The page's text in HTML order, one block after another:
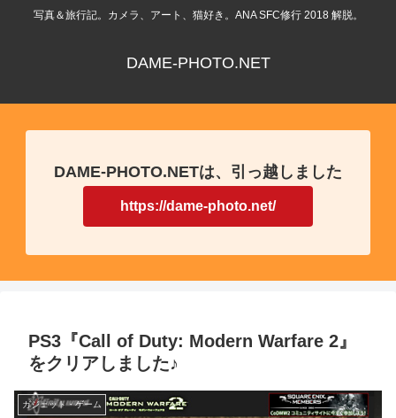
写真＆旅行記。カメラ、アート、猫好き。ANA SFC修行 2018 解脱。
DAME-PHOTO.NET
DAME-PHOTO.NETは、引っ越しました
https://dame-photo.net/
PS3『Call of Duty: Modern Warfare 2』
をクリアしました♪
ガジェット・ゲーム